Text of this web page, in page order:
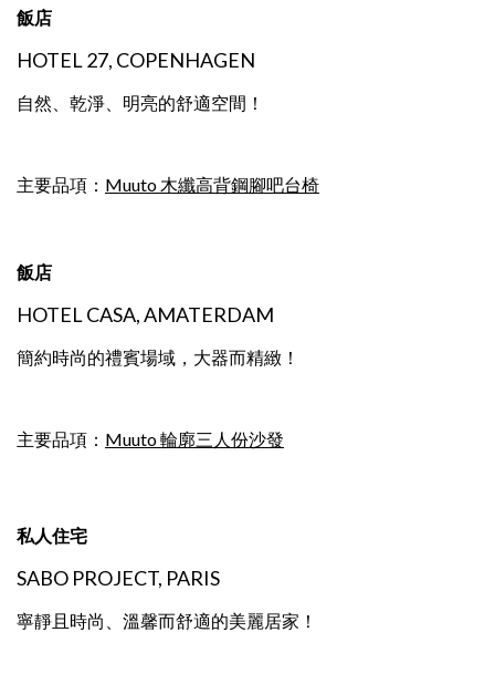
飯店
HOTEL 27, COPENHAGEN
自然、乾淨、明亮的舒適空間！
主要品項： Muuto 木纖高背鋼腳吧台椅
飯店
HOTEL CASA, AMATERDAM
簡約時尚的禮賓場域，大器而精緻！
主要品項： Muuto 輪廓三人份沙發
私人住宅
SABO PROJECT, PARIS
寧靜且時尚、溫馨而舒適的美麗居家！